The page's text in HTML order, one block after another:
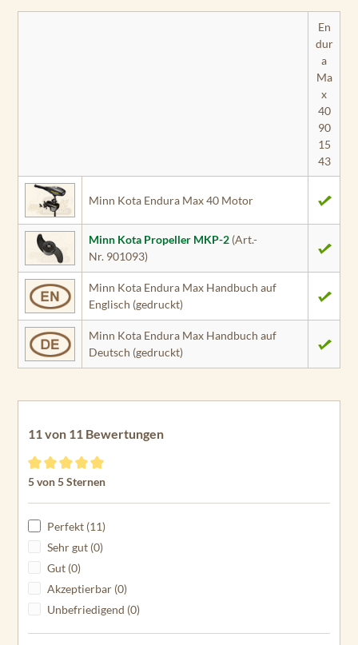
En
dur
a
Ma
x
40
90
15
43
Minn Kota Endura Max 40 Motor
Minn Kota Propeller MKP-2 (Art.-
Nr. 901093)
Minn Kota Endura Max Handbuch auf
Englisch (gedruckt)
Minn Kota Endura Max Handbuch auf
Deutsch (gedruckt)
11 von 11 Bewertungen
Durchschnittliche Bewertung von 5 von 5 Sternen
5 von 5 Sternen
Perfekt (11)
Sehr gut (0)
Gut (0)
Akzeptierbar (0)
Unbefriedigend (0)